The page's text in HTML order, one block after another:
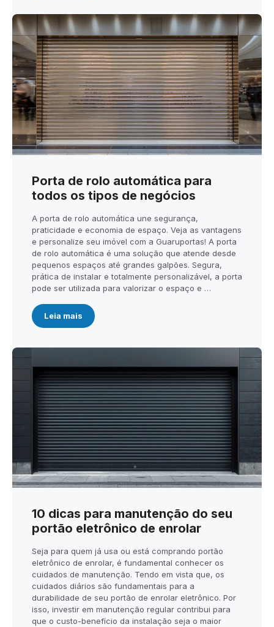
Porta de rolo automática para
todos os tipos de negócios
A porta de rolo automática une segurança,
praticidade e economia de espaço. Veja as vantagens
e personalize seu imóvel com a Guaruportas! A porta
de rolo automática é uma solução que atende desde
pequenos espaços até grandes galpões. Segura,
prática de instalar e totalmente personalizável, a porta
pode ser utilizada para valorizar o espaço e …
Leia mais
10 dicas para manutenção do seu
portão eletrônico de enrolar
Seja para quem já usa ou está comprando portão
eletrônico de enrolar, é fundamental conhecer os
cuidados de manutenção. Tendo em vista que, os
cuidados diários são fundamentais para a
durabilidade de seu portão de enrolar eletrônico. Por
isso, investir em manutenção regular contribui para
que o custo-benefício da instalação seja o maior